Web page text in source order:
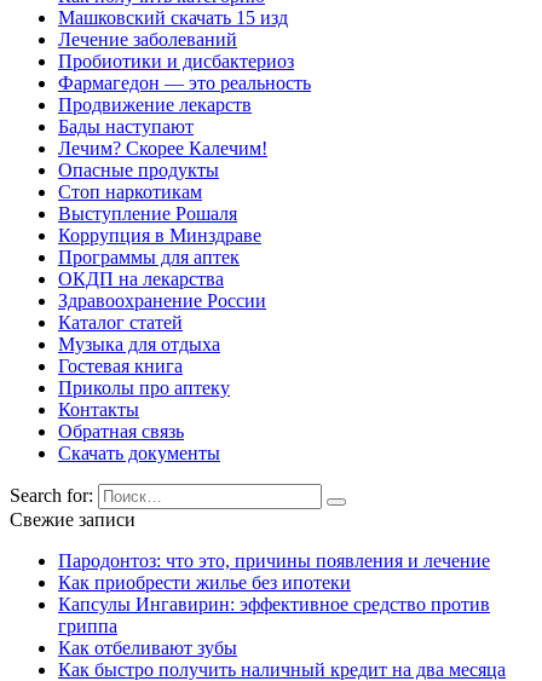
Машковский скачать 15 изд
Лечение заболеваний
Пробиотики и дисбактериоз
Фармагедон — это реальность
Продвижение лекарств
Бады наступают
Лечим? Скорее Калечим!
Опасные продукты
Стоп наркотикам
Выступление Рошаля
Коррупция в Минздраве
Программы для аптек
ОКДП на лекарства
Здравоохранение России
Каталог статей
Музыка для отдыха
Гостевая книга
Приколы про аптеку
Контакты
Обратная связь
Скачать документы
Search for:
Свежие записи
Пародонтоз: что это, причины появления и лечение
Как приобрести жилье без ипотеки
Капсулы Ингавирин: эффективное средство против
гриппа
Как отбеливают зубы
Как быстро получить наличный кредит на два месяца